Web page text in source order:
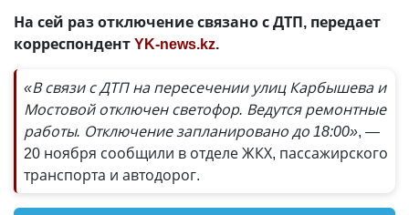
На сей раз отключение связано с ДТП, передает
корреспондентYK-news.kz.
«В связи с ДТП на пересечении улиц Карбышева и
Мостовой отключен светофор. Ведутся ремонтные
работы. Отключение запланировано до 18:00», —
20 ноября сообщили в отделе ЖКХ, пассажирского
транспорта и автодорог.